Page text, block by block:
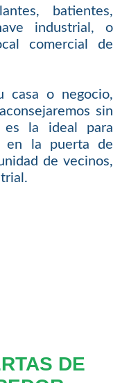
batientes,
industrial, o
comercial de
casa o negocio,
sin
es la ideal para
en la puerta de
de vecinos,
DE